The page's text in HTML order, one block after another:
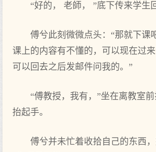
“好的， 老師， ”底下传来学生
傅兮此刻微微点头：“那就下课
课上的内容有不懂的，可以现在过
可以回去之后发邮件问我的。”
“傅教授，我有，”坐在离教室
抬起手。
傅兮并未忙着收拾自己的东西，